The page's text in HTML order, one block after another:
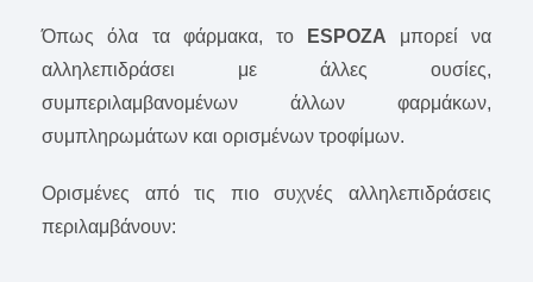
Όπως όλα τα φάρμακα, το ESPOZA μπορεί να
αλληλεπιδράσει με άλλες ουσίες,
συμπεριλαμβανομένων άλλων φαρμάκων,
συμπληρωμάτων και ορισμένων τροφίμων.
Ορισμένες από τις πιο συχνές αλληλεπιδράσεις
περιλαμβάνουν: